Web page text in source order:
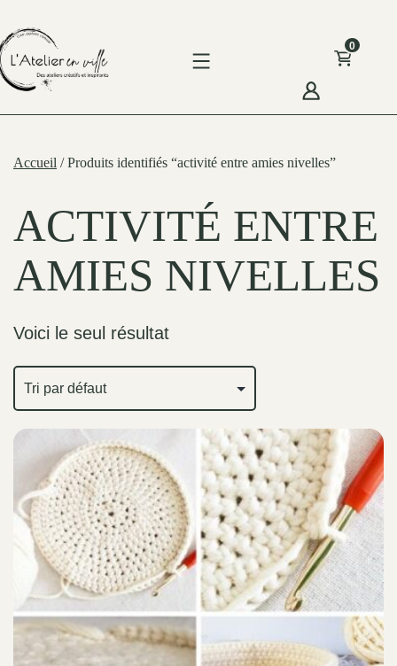
to
content
0
Accueil / Produits identifiés “activité entre amies nivelles”
ACTIVITÉ ENTRE
AMIES NIVELLES
Voici le seul résultat